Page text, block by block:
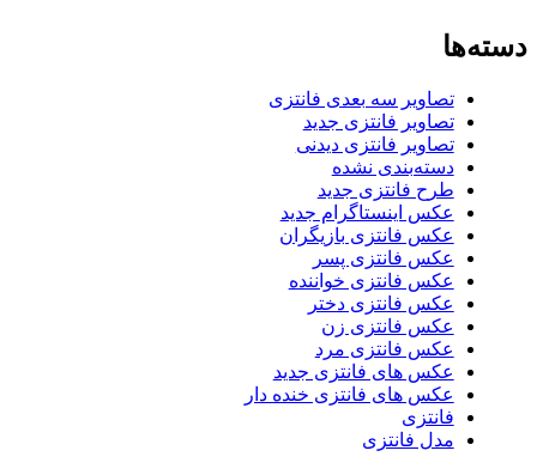
دسته‌ها
تصاویر سه بعدی فانتزی
تصاویر فانتزی جدید
تصاویر فانتزی دیدنی
دسته‌بندی نشده
طرح فانتزی جدید
عکس اینستاگرام جدید
عکس فانتزی بازیگران
عکس فانتزی پسر
عکس فانتزی خواننده
عکس فانتزی دختر
عکس فانتزی زن
عکس فانتزی مرد
عکس های فانتزی جدید
عکس های فانتزی خنده دار
فانتزی
مدل فانتزی